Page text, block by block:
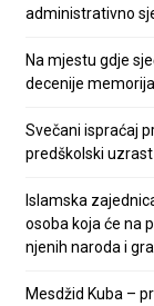
administrativno
Na mjestu gdje
decenije
Svečani ispraćaj
predškolski uzrast
Islamska
osoba koja će na
njenih naroda i
Mesdžid Kuba –